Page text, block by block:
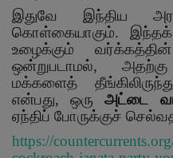
இதுவே இந்திய
கொள்கையாகும்.
உழைக்கும்
ஒன்றுபடாமல்,
மக்களைத்
என்பது,ஒருஅட்டை
ஏந்திப் போருக்குச்
https://